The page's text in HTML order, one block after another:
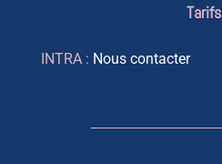
Tarifs
INTRA : Nous contacter